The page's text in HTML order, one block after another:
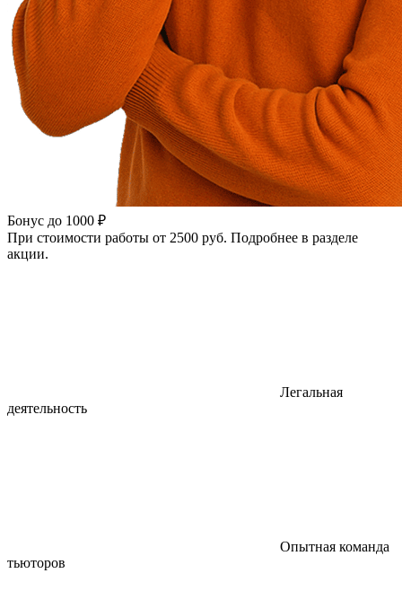
Бонус до 1000 ₽
При стоимости работы от 2500 руб. Подробнее в разделе
акции.
Легальная
деятельность
Опытная команда
тьюторов